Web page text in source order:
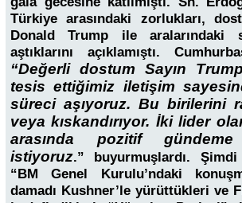
Türkiye arasındaki zorlukları,
Donald Trump ile aralarındaki
aştıklarını açıklamıştı.
“Değerli dostum Sayın
tesis ettiğimiz iletişim
süreci aşıyoruz. Bu birilerini
veya kıskandırıyor. İki lider
arasında pozitif gündeme
istiyoruz.” buyurmuşlardı.
“BM Genel Kurulu’ndaki
damadı Kushner’le yürüttükleri ve